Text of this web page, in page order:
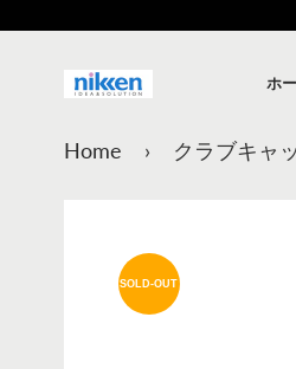
ホ
Home › クラブキャ
SOLD-OUT